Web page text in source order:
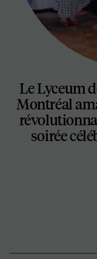
Le Lyceum
Montréal
soirée